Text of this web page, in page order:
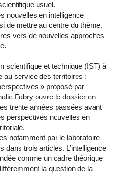
usuel.
nouvelles en intelligence
de mettre au centre du thème.
vers de nouvelles approches
scientifique et technique (IST) à
au service des territoires :
» proposé par
Fabry ouvre le dossier en
trente années passées avant
perspectives nouvelles en
notamment par le laboratoire
dans trois articles. L’intelligence
comme un cadre théorique
la question de la